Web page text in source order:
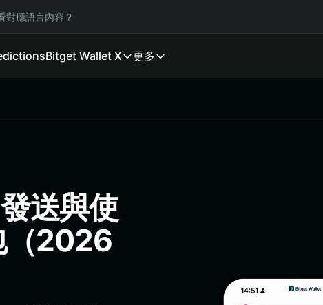
對應語言內容？
Bitget Wallet X 更多
送與使
（2026